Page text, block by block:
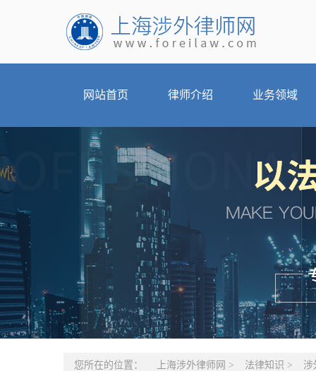
网站首页 律师介绍 业务领域
您所在的位置： 上海涉外律师网 > 法律知识 > 涉